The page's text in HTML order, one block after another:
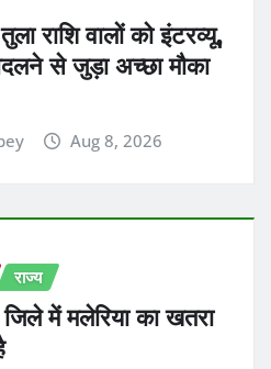
में मलेरिया का खतरा
CSP राहुल बंसल पर
जरिए 1 करोड़ रिश्वत लेने